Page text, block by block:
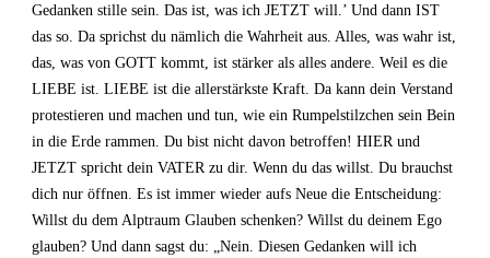
Gedanken stille sein. Das ist, was ich JETZT will.’ Und dann IST
das so. Da sprichst du nämlich die Wahrheit aus. Alles, was wahr ist,
das, was von GOTT kommt, ist stärker als alles andere. Weil es die
LIEBE ist. LIEBE ist die allerstärkste Kraft. Da kann dein Verstand
protestieren und machen und tun, wie ein Rumpelstilzchen sein Bein
in die Erde rammen. Du bist nicht davon betroffen! HIER und
JETZT spricht dein VATER zu dir. Wenn du das willst. Du brauchst
dich nur öffnen. Es ist immer wieder aufs Neue die Entscheidung:
Willst du dem Alptraum Glauben schenken? Willst du deinem Ego
glauben? Und dann sagst du: „Nein. Diesen Gedanken will ich